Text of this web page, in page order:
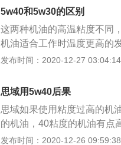
发动机油是发动机的血液，
洁，密封，缓冲，防锈，散
的各个部件表层形成一层油
成摩擦。 假如发动机内的各
且也可能会影响到发动机内
动机油是需要定期更换的。
热。 在平时用车时，一定
都要将发动机油滤芯一块更
5w40和5w30的区别
这两种机油的高温粘度不同
机油适合工作时温度更高的
发动机的血液，如果发动机
动机运行时机油会在发动机
会加剧发动机的磨损，也会
致命的。在平时用车时一定
滤芯一起更换掉。机油滤芯
发布时间：2020-12-27 03:04:14
思域用5w40后果
思域如果使用粘度过高的机
的机油，40粘度的机油有点
高，那在发动机运行时，内
发布时间：2020-12-26 09:59:38